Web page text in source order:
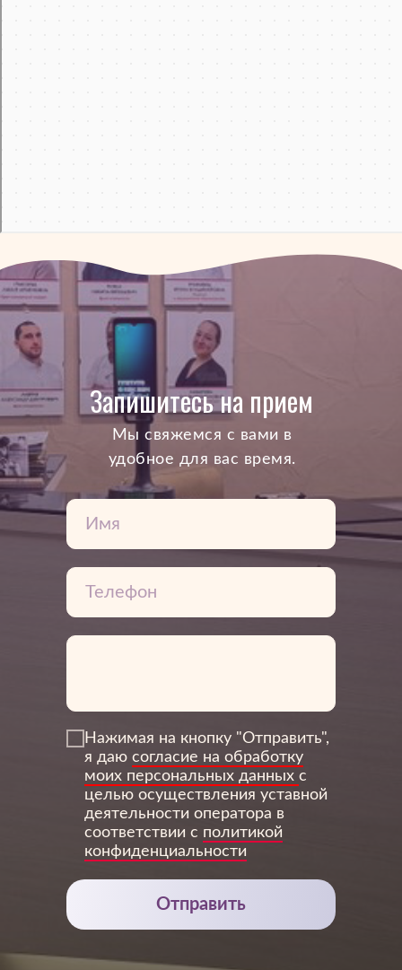
Запишитесь на прием
Mы свяжемся с вами в
удобное для вас время.
Нажимая на кнопку "Отправить",
я даю согласие на обработку
моих персональных данных с
целью осуществления уставной
деятельности оператора в
соответствии с политикой
конфиденциальности
Отправить